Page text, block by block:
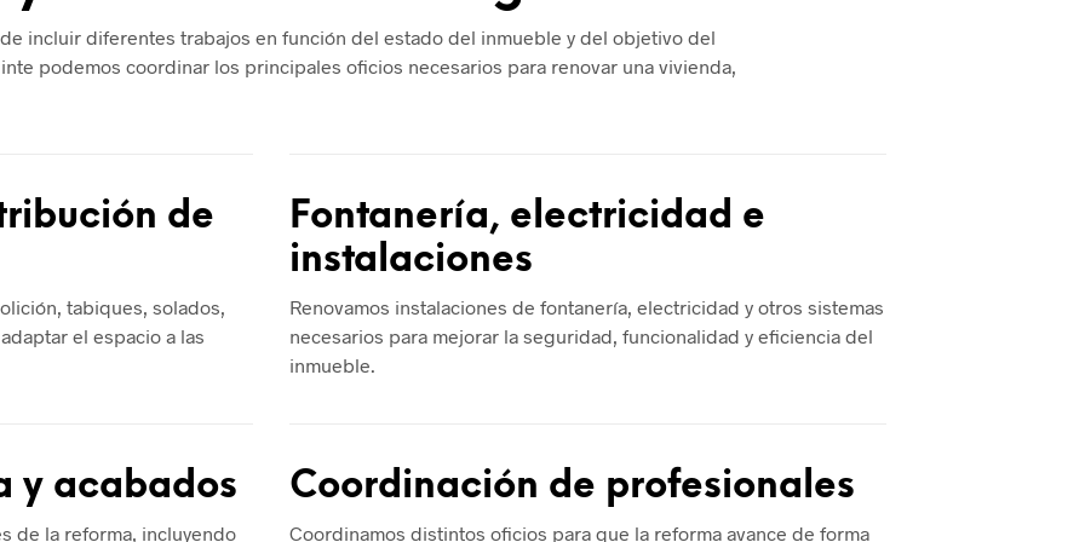
incluir diferentes trabajos en función del estado del inmueble y del objetivo del
podemos coordinar los principales oficios necesarios para renovar una vivienda,
de
tabiques, solados,
el espacio a las
Fontanería, electricidad e
instalaciones
Renovamos instalaciones de fontanería, electricidad y otros sistemas
necesarios para mejorar la seguridad, funcionalidad y eficiencia del
inmueble.
y acabados
de la reforma, incluyendo
Coordinación de profesionales
Coordinamos distintos oficios para que la reforma avance de forma